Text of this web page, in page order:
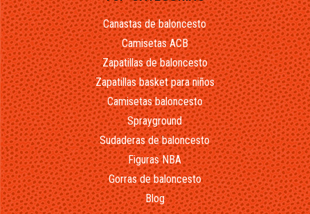
Canastas de baloncesto
Camisetas ACB
Zapatillas de baloncesto
Zapatillas basket para niños
Camisetas baloncesto
Sprayground
Sudaderas de baloncesto
Figuras NBA
Gorras de baloncesto
Blog